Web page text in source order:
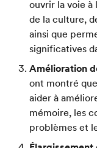
ouvrir la voie
de la culture,
ainsi que
significatives
Amélioration
ont montré
aider à
mémoire, les
problèmes et